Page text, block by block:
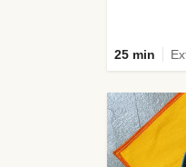
25 min